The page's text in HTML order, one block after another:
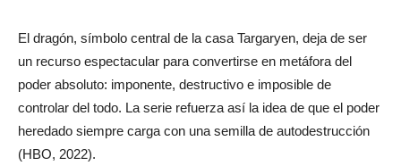
El dragón, símbolo central de la casa Targaryen, deja de ser
un recurso espectacular para convertirse en metáfora del
poder absoluto: imponente, destructivo e imposible de
controlar del todo. La serie refuerza así la idea de que el poder
heredado siempre carga con una semilla de autodestrucción
(HBO, 2022).